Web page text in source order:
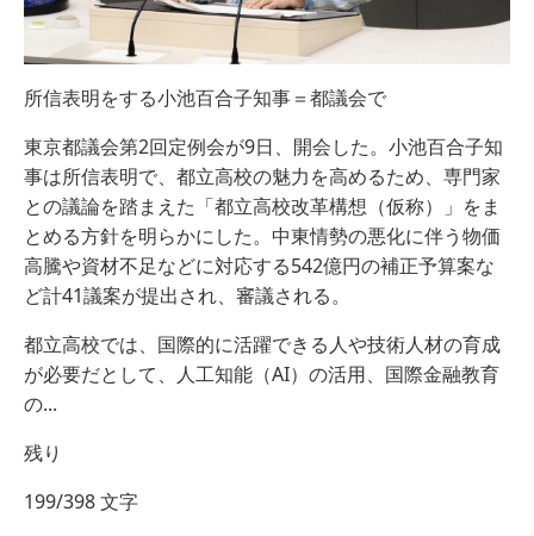
所信表明をする小池百合子知事＝都議会で
東京都議会第2回定例会が9日、開会した。小池百合子知
事は所信表明で、都立高校の魅力を高めるため、専門家
との議論を踏まえた「都立高校改革構想（仮称）」をま
とめる方針を明らかにした。中東情勢の悪化に伴う物価
高騰や資材不足などに対応する542億円の補正予算案な
ど計41議案が提出され、審議される。
都立高校では、国際的に活躍できる人や技術人材の育成
が必要だとして、人工知能（AI）の活用、国際金融教育
の...
残り
199/398 文字